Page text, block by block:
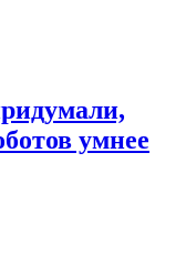
умнее